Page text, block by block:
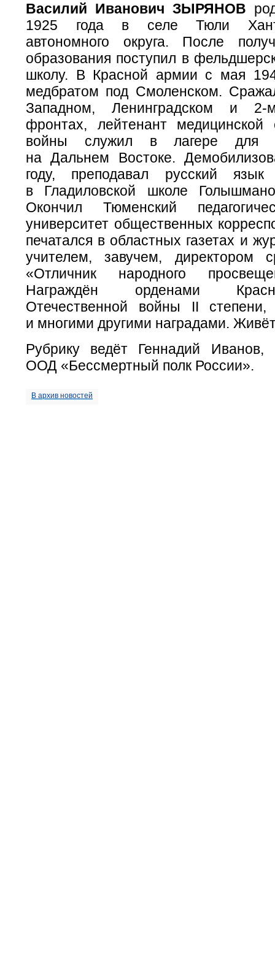
Василий Иванович ЗЫРЯНОВ
1925 года в селе Тюли
автономного округа. После
образования поступил в
школу. В Красной армии с мая
медбратом под Смоленском.
Западном, Ленинградском и 2-
фронтах, лейтенант
войны служил в лагере для
на Дальнем Востоке.
году, преподавал русский
в Гладиловской школе
Окончил Тюменский
университет общественных
печатался в областных газетах и
учителем, завучем, директором
«Отличник народного
Награждён орденами
Отечественной войны II степени,
и многими другими наградами.
Рубрику ведёт Геннадий Иванов,
ООД «Бессмертный полк России».
В архив новостей